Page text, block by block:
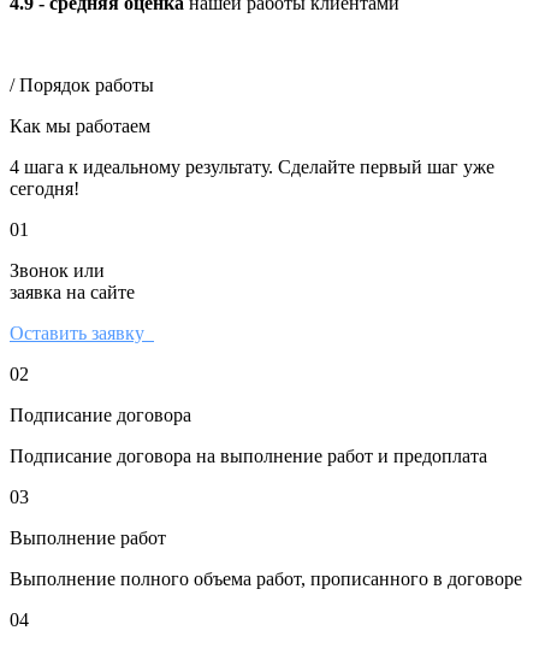
/ Порядок работы
Как мы работаем
4 шага к идеальному результату. Сделайте первый шаг уже
сегодня!
01
Звонок или
заявка на сайте
Оставить заявку
02
Подписание договора
Подписание договора на выполнение работ и предоплата
03
Выполнение работ
Выполнение полного объема работ, прописанного в договоре
04